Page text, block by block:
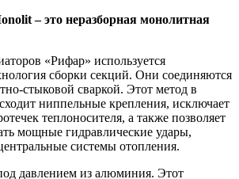
– это неразборная монолитная
«Рифар» используется
сборки секций. Они соединяются
стыковой сваркой. Этот метод в
ниппельные крепления, исключает
теплоносителя, а также позволяет
мощные гидравлические удары,
системы отопления.
давлением из алюминия. Этот